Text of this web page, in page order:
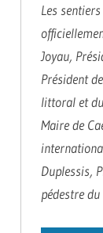
Les
Joyau,
Président
littoral et
Maire de
Duplessis,
pédestre